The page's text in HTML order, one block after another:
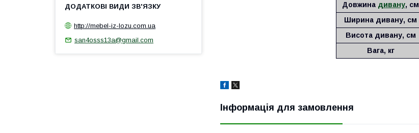
Довжина дивану, см
Ширина дивану, см
Висота дивану, см
Вага, кг
Інформація для замовлення
http://mebel-iz-lozu.com.ua
san4osss13a@gmail.com